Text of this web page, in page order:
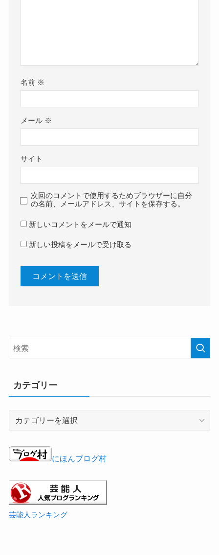
名前 ※
メール ※
サイト
次回のコメントで使用するためブラウザーに自分
の名前、メールアドレス、サイトを保存する。
新しいコメントをメールで通知
新しい投稿をメールで受け取る
カテゴリー
リ
ー
にほんブログ村
芸能人ランキング